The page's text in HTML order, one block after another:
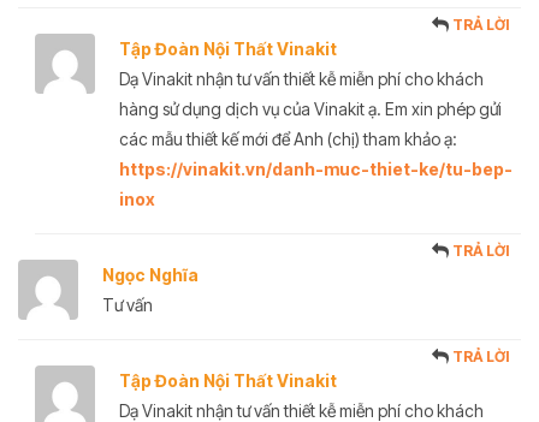
Tập Đoàn Nội Thất Vinakit
TRẢ LỜI
Dạ Vinakit nhận tư vấn thiết kễ miễn phí cho khách
hàng sử dụng dịch vụ của Vinakit ạ. Em xin phép gửi
các mẫu thiết kế mới để Anh (chị) tham khảo ạ:
https://vinakit.vn/danh-muc-thiet-ke/tu-bep-
inox
Ngọc Nghĩa
TRẢ LỜI
Tư vấn
Tập Đoàn Nội Thất Vinakit
TRẢ LỜI
Dạ Vinakit nhận tư vấn thiết kễ miễn phí cho khách